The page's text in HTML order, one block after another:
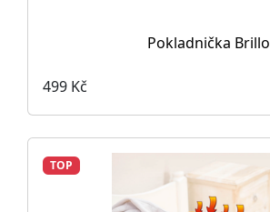
Pokladnička Brillo
499 Kč
TOP